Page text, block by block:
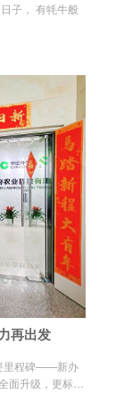
子， 有牦牛般
再出发
里程碑——新办
升级，更标志